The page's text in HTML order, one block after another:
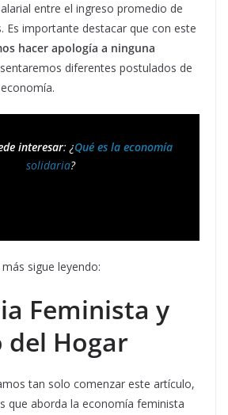
entre el ingreso promedio de
Es importante destacar que con este
hacer apología a ninguna
diferentes postulados de
interesar: ¿
Qué es la economía
solidaria?
sigue leyendo:
Feminista y
del Hogar
tan solo comenzar este artículo,
que aborda la economía feminista